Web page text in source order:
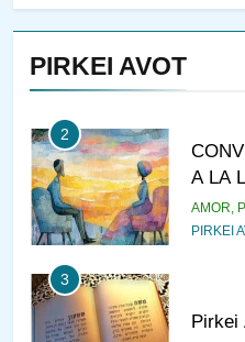
PIRKEI AVOT
RAZI
2
A LA
AMOR,
PIRKEI
3
Pirkei